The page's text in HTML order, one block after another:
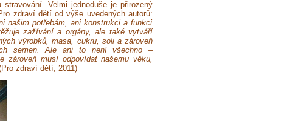
stravování. Velmi jednoduše je přirozený
zdraví dětí od výše uvedených autorů:
našim potřebám, ani konstrukci a funkci
zažívání a orgány, ale také vytváří
výrobků, masa, cukru, soli a zároveň
semen. Ale ani to není všechno –
zároveň musí odpovídat našemu věku,
zdraví dětí, 2011)